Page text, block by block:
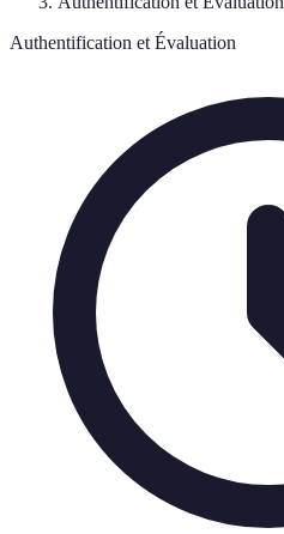
Authentification et Évaluation